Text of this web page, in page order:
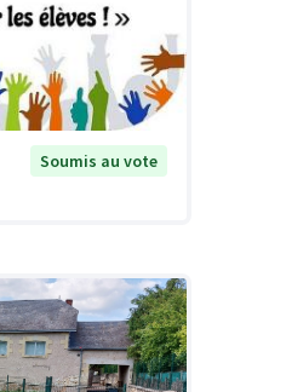
Soumis au vote